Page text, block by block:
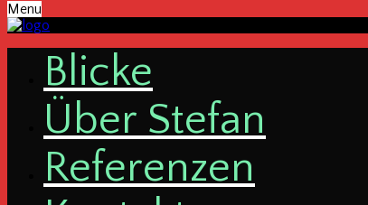
Menu
Bli­cke
Über Ste­fan
Refe­ren­zen